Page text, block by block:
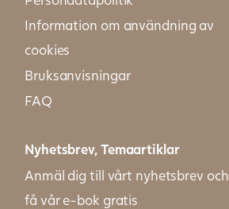
Information om användning av
cookies
Bruksanvisningar
FAQ
Nyhetsbrev, Temaartiklar
Anmäl dig till vårt nyhetsbrev och
få vår e-bok gratis